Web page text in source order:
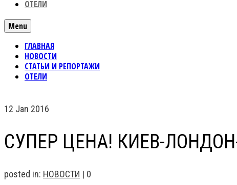
ОТЕЛИ
Menu
ГЛАВНАЯ
НОВОСТИ
СТАТЬИ И РЕПОРТАЖИ
ОТЕЛИ
12 Jan 2016
СУПЕР ЦЕНА! КИЕВ-
posted in: НОВОСТИ | 0